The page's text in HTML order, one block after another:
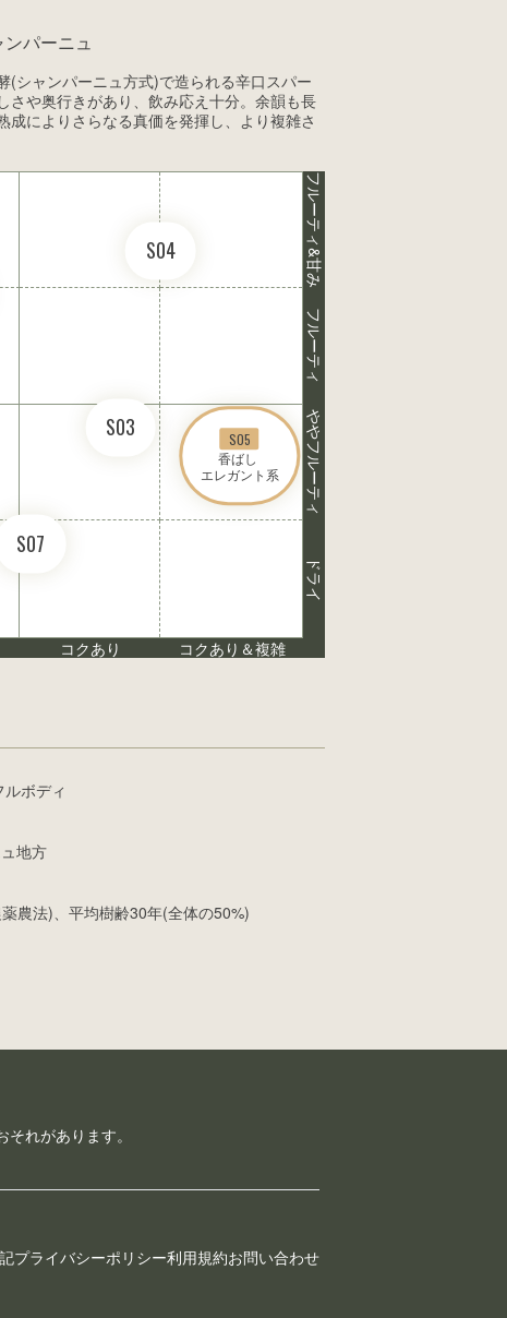
ンパーニュ
(シャンパーニュ方式)で造られる辛口スパー
さや奥行きがあり、飲み応え十分。余韻も長
成によりさらなる真価を発揮し、より複雑さ
S03
S04
S05
香ばし
エレガント系
S07
フルーティ&甘み
フルーティ
ややフルーティ
ドライ
コクあり コクあり＆複雑
ボディ
地方
農法)、平均樹齢30年(全体の50%)
れがあります。
プライバシーポリシー利用規約お問い合わせ